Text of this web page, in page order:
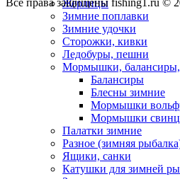
Жерлицы
Зимние поплавки
Зимние удочки
Сторожки, кивки
Ледобуры, пешни
Мормышки,
Балансиры
Блесны зимние
Мормышки
Мормышки
Палатки зимние
Разное (зимняя
Ящики, санки
Катушки для зимней
Все права защищены fishing1.ru ©